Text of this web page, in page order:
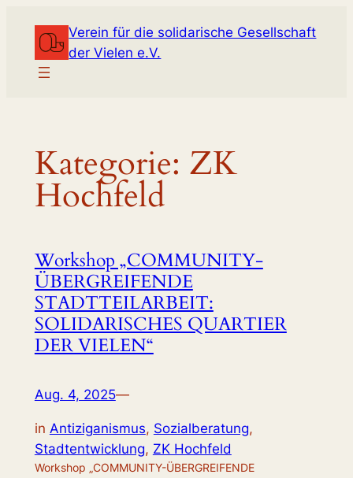
Inhalt
springen
Verein für die solidarische Gesellschaft
der Vielen e.V.
Kategorie: ZK
Hochfeld
Workshop „COMMUNITY-
ÜBERGREIFENDE
STADTTEILARBEIT:
SOLIDARISCHES QUARTIER
DER VIELEN“
Aug. 4, 2025—
in Antiziganismus, Sozialberatung
Stadtentwicklung, ZK Hochfeld
Workshop „COMMUNITY-ÜBERGREIFENDE